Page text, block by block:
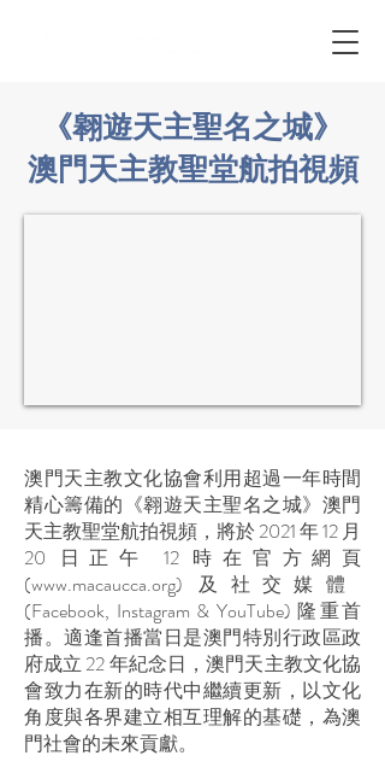
《翱遊天主聖名之城》
澳門天主教聖堂航拍視頻
澳門天主教文化協會利用超過一年時間
精心籌備的《翱遊天主聖名之城》澳門
天主教聖堂航拍視頻，將於 2021 年 12 月
20 日正午 12 時在官方網頁
(www.macaucca.org) 及社交媒體
(Facebook, Instagram & YouTube) 隆重首
播。適逢首播當日是澳門特別行政區政
府成立 22 年紀念日，澳門天主教文化協
會致力在新的時代中繼續更新，以文化
角度與各界建立相互理解的基礎，為澳
門社會的未來貢獻。